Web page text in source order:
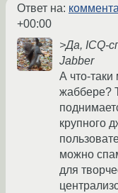
Ответ на:
+00:00
>Да, ICQ-
Jabber
А что-
жаббере?
крупного
можно
для